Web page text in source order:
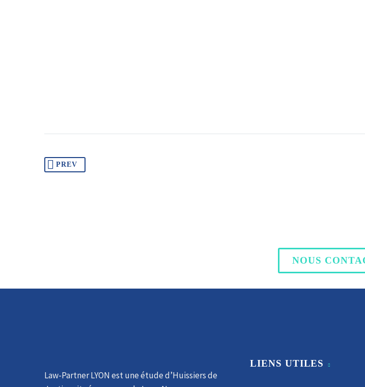
PREV
NOUS
Law-Partner LYON est une étude d’Huissiers de
LIENS UTILES